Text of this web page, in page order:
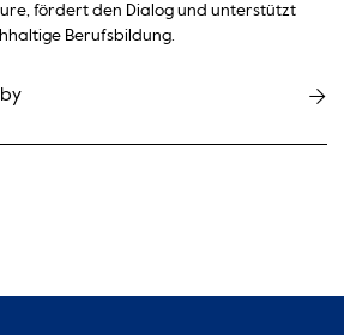
fördert den Dialog und unterstützt
Berufsbildung.